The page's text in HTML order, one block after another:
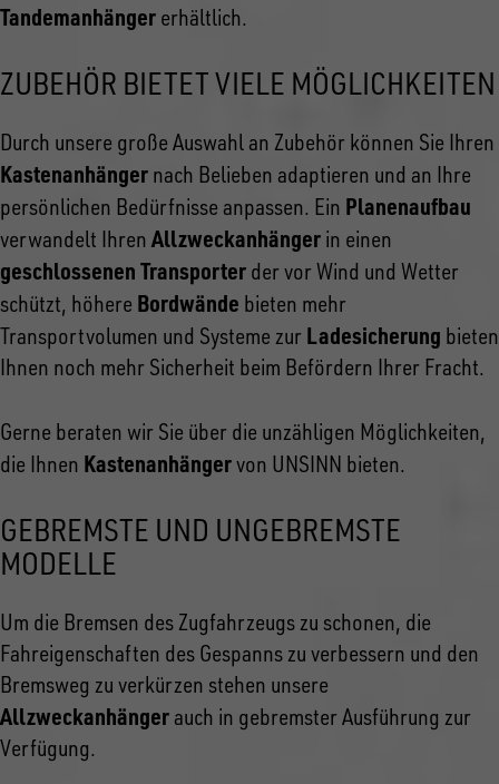
Tandemanhänger erhältlich.
ZUBEHÖR BIETET VIELE MÖGLICHKEITEN
Durch unsere große Auswahl an Zubehör können Sie Ihren
Kastenanhänger nach Belieben adaptieren und an Ihre
persönlichen Bedürfnisse anpassen. Ein Planenaufbau
verwandelt Ihren Allzweckanhänger in einen
geschlossenen Transporter der vor Wind und Wetter
schützt, höhere Bordwände bieten mehr
Transportvolumen und Systeme zur Ladesicherung bieten
Ihnen noch mehr Sicherheit beim Befördern Ihrer Fracht.
Gerne beraten wir Sie über die unzähligen Möglichkeiten,
die Ihnen Kastenanhängervon UNSINN bieten.
GEBREMSTE UND UNGEBREMSTE
MODELLE
Um die Bremsen des Zugfahrzeugs zu schonen, die
Fahreigenschaften des Gespanns zu verbessern und den
Bremsweg zu verkürzen stehen unsere
Allzweckanhänger auch in gebremster Ausführung zur
Verfügung.